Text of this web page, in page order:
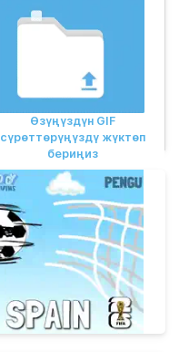
Өзүңүздүн GIF
сүрөттөрүңүздү жүктөп
бериңиз